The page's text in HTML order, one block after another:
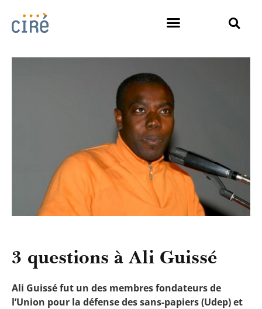
3 questions à Ali Guissé
Ali Guissé fut un des membres fondateurs de
l’Union pour la défense des sans-papiers (Udep) et